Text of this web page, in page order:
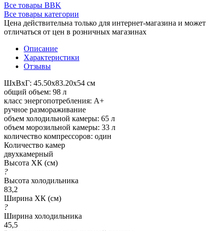
Все товары BBK
Все товары категории
Цена действительна только для интернет-магазина и может
отличаться от цен в розничных магазинах
Описание
Характеристики
Отзывы
ШхВхГ: 45.50х83.20х54 см
общий объем: 98 л
класс энергопотребления: A+
ручное размораживание
объем холодильной камеры: 65 л
объем морозильной камеры: 33 л
количество компрессоров: один
Количество камер
двухкамерный
Высота ХК (см)
?
Высота холодильника
83,2
Ширина ХК (см)
?
Ширина холодильника
45,5